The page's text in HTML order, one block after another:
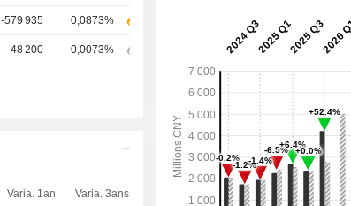
-579 935 0,0873%
48 200 0,0073%
Varia. 1an Varia. 3ans